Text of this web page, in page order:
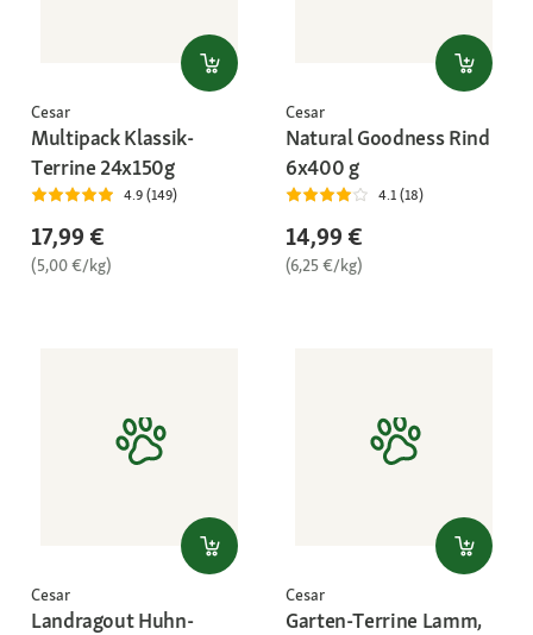
Cesar
Multipack Klassik-
Terrine 24x150g
4.9 (149)
17,99 €
(5,00 €/kg)
Cesar
Natural Goodness Rind
6x400 g
4.1 (18)
14,99 €
(6,25 €/kg)
Cesar
Landragout Huhn-
Cesar
Garten-Terrine Lamm,